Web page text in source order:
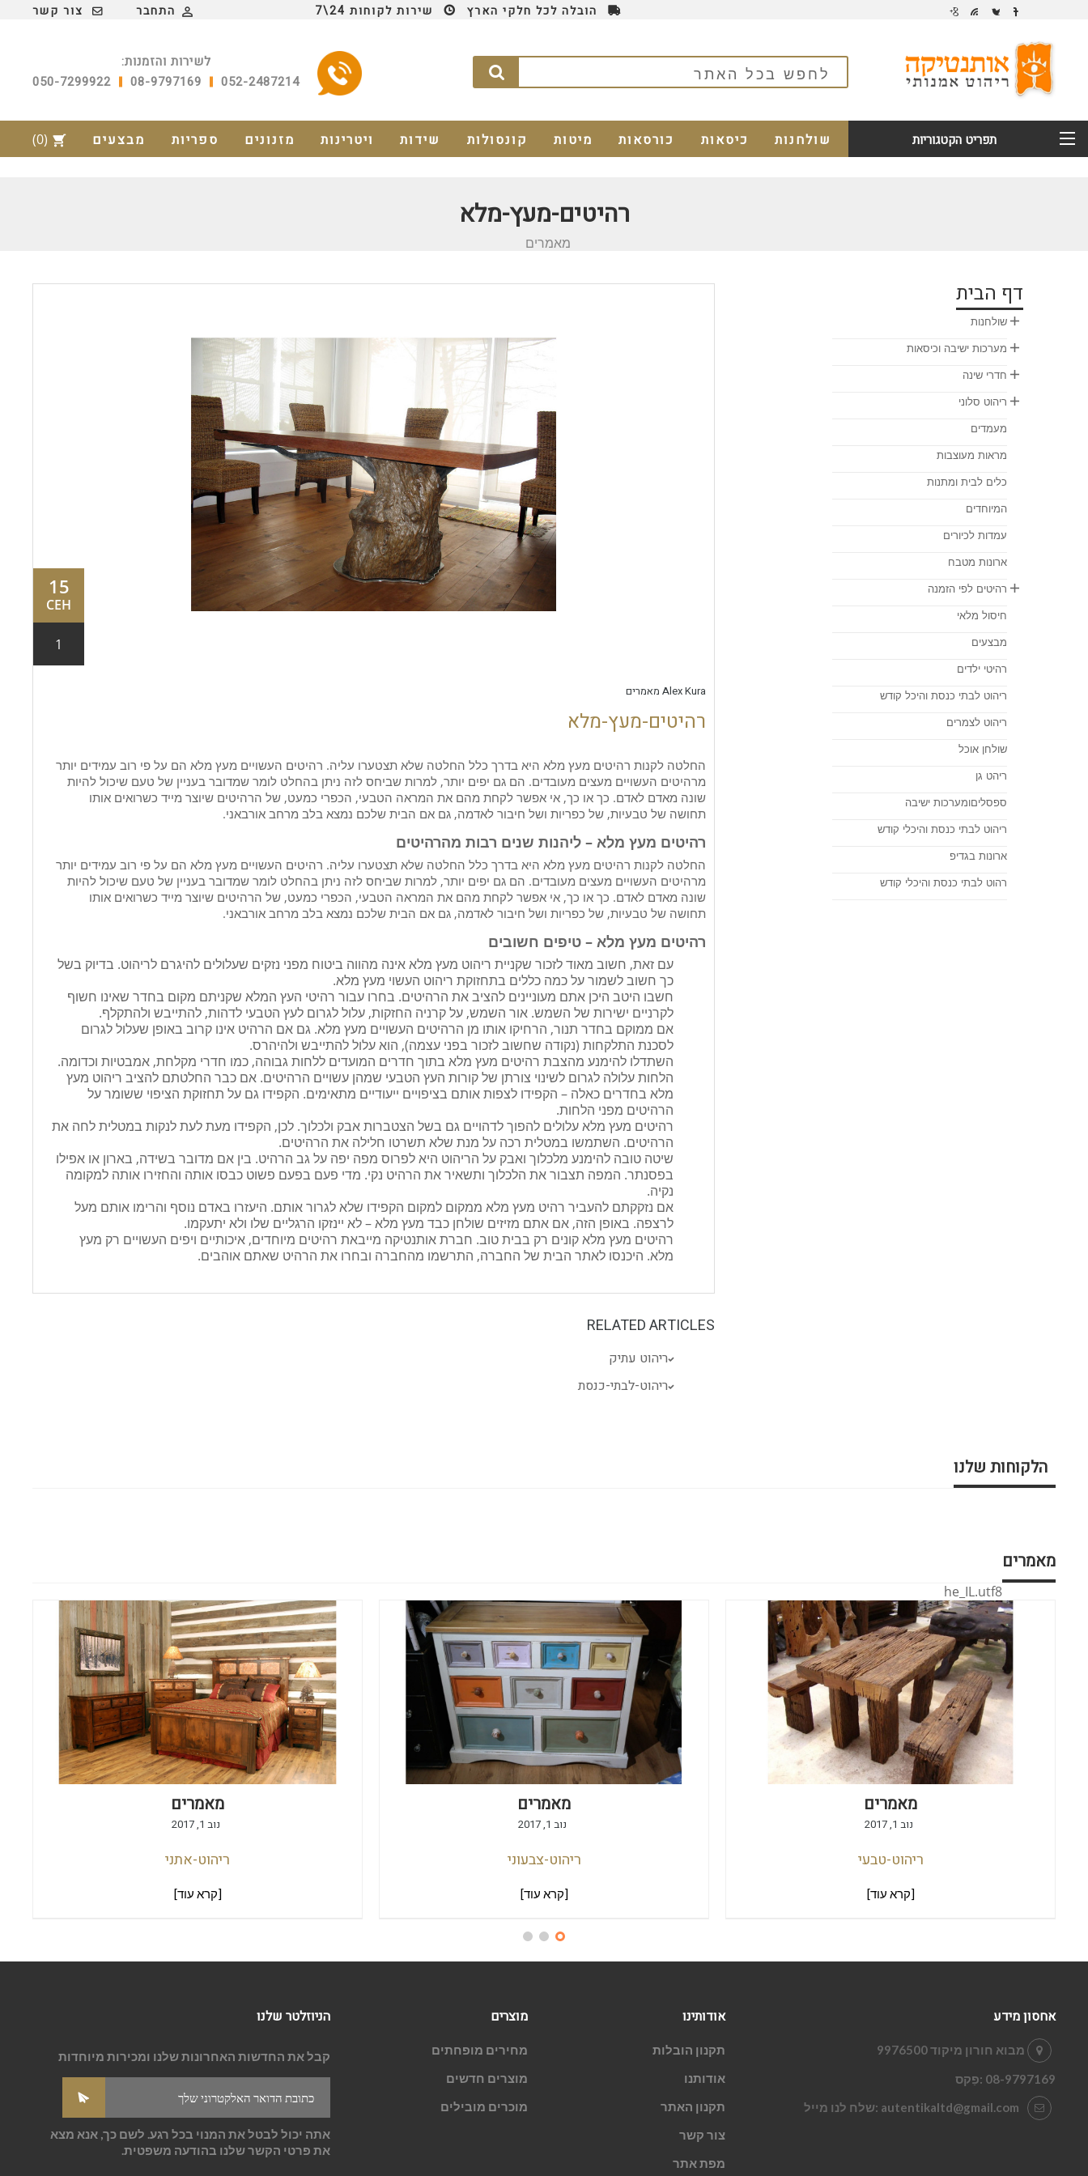
הובלה לכל חלקי הארץ שירות לקוחות 24\7  התחבר צור קשר
לשירות והזמנות:
052-2487214
08-9797169
050-7299922
shopping_cart
(0) שולחנות כיסאות כורסאות מיטות קונסולות שידות ויטרינות מזנונים ספריות מבצעים תפריט הקטגוריות
רהיטים-מעץ-מלא
מאמרים
דף הבית
שולחנות 
מערכות ישיבה וכיסאות 
חדרי שינה 
ריהוט סלוני 
מעמדים
מראות מעוצבות
כלים לבית ומתנות
המיוחדים
עמדות לכיורים
ארונות מטבח
רהיטים לפי הזמנה 
חיסול מלאי
מבצעים
רהיטי ילדים
ריהוט לבתי כנסת והיכל קודש
ריהוט לצמרים
שולחן אוכל
ריהט גן
ספסליםומערכות ישיבה
ריהוט לבתי כנסת והיכלי קודש
ארונות בגדיפ
רהוט לבתי כנסת והיכלי קודש
15
СЕН
1
Alex Kura מאמרים
רהיטים-מעץ-מלא
החלטה לקנות רהיטים מעץ מלא היא בדרך כלל החלטה שלא תצטערו עליה. רהיטים העשויים מעץ מלא הם על פי רוב עמידים יותר
מרהיטים העשויים מעצים מעובדים. הם גם יפים יותר, למרות שביחס לזה ניתן בהחלט לומר שמדובר בעניין של טעם שיכול להיות
שונה מאדם לאדם. כך או כך, אי אפשר לקחת מהם את המראה הטבעי, הכפרי כמעט, של הרהיטים שיוצר מייד כשרואים אותו
תחושה של טבעיות, של כפריות ושל חיבור לאדמה, גם אם הבית שלכם נמצא בלב מרחב אורבאני.
רהיטים מעץ מלא – ליהנות שנים רבות מהרהיטים
החלטה לקנות רהיטים מעץ מלא היא בדרך כלל החלטה שלא תצטערו עליה. רהיטים העשויים מעץ מלא הם על פי רוב עמידים יותר
מרהיטים העשויים מעצים מעובדים. הם גם יפים יותר, למרות שביחס לזה ניתן בהחלט לומר שמדובר בעניין של טעם שיכול להיות
שונה מאדם לאדם. כך או כך, אי אפשר לקחת מהם את המראה הטבעי, הכפרי כמעט, של הרהיטים שיוצר מייד כשרואים אותו
תחושה של טבעיות, של כפריות ושל חיבור לאדמה, גם אם הבית שלכם נמצא בלב מרחב אורבאני.
רהיטים מעץ מלא – טיפים חשובים
עם זאת, חשוב מאוד לזכור שקניית ריהוט מעץ מלא אינה מהווה ביטוח מפני נזקים שעלולים להיגרם לריהוט. בדיוק בשל
כך חשוב לשמור על כמה כללים בתחזוקת ריהוט העשוי מעץ מלא.
חשבו היטב היכן אתם מעוניינים להציב את הרהיטים. בחרו עבור רהיטי העץ המלא שקניתם מקום בחדר שאינו חשוף
לקרניים ישירות של השמש. אור השמש, על קרניה החזקות, עלול לגרום לעץ הטבעי לדהות, להתייבש ולהתקלף.
אם ממוקם בחדר תנור, הרחיקו אותו מן הרהיטים העשויים מעץ מלא. גם אם הרהיט אינו קרוב באופן שעלול לגרום
לסכנת התלקחות (נקודה שחשוב לזכור בפני עצמה), הוא עלול להתייבש ולהיהרס.
השתדלו להימנע מהצבת רהיטים מעץ מלא בתוך חדרים המועדים ללחות גבוהה, כמו חדרי מקלחת, אמבטיות וכדומה.
הלחות עלולה לגרום לשינוי צורתן של קורות העץ הטבעי שמהן עשויים הרהיטים. אם כבר החלטתם להציב ריהוט מעץ
מלא בחדרים כאלה – הקפידו לצפות אותם בציפויים ייעודיים מתאימים. הקפידו גם על תחזוקת הציפוי ששומר על
הרהיטים מפני הלחות.
רהיטים מעץ מלא עלולים להפוך לדהויים גם בשל הצטברות אבק ולכלוך. לכן, הקפידו מעת לעת לנקות במטלית לחה את
הרהיטים. השתמשו במטלית רכה על מנת שלא תשרטו חלילה את הרהיטים.
שיטה טובה להימנע מלכלוך ואבק על הריהוט היא לפרוס מפה יפה על גב הרהיט. בין אם מדובר בשידה, בארון או אפילו
בפסנתר. המפה תצבור את הלכלוך ותשאיר את הרהיט נקי. מדי פעם בפעם פשוט כבסו אותה והחזירו אותה למקומה
נקיה.
אם נזקקתם להעביר רהיט מעץ מלא ממקום למקום הקפידו שלא לגרור אותם. היעזרו באדם נוסף והרימו אותם מעל
לרצפה. באופן הזה, אם אתם מזיזים שולחן כבד מעץ מלא – לא יינזקו הרגליים שלו ולא יתעקמו.
רהיטים מעץ מלא קונים רק בבית טוב. חברת אותנטיקה מייבאת רהיטים מיוחדים, איכותיים ויפים העשויים רק מעץ
מלא. היכנסו לאתר הבית של החברה, התרשמו מהחברה ובחרו את הרהיט שאתם אוהבים.
RELATED ARTICLES
ריהוט עתיק
ריהוט-לבתי-כנסת
הלקוחות שלנו
מאמרים
he_IL.utf8
מאמרים
נוב 1, 2017
ריהוט-אתני
[קרא עוד]
מאמרים
נוב 1, 2017
ריהוט-צבעוני
[קרא עוד]
מאמרים
נוב 1, 2017
ריהוט-טבעי
[קרא עוד]
אחסון מידע
מבוא חורון מיקוד 9976500
08-9797169 :פַקס
autentikaltd@gmail.com :שלח לנו מייל
מוצרים
מחירים מופחתים
מוצרים חדשים
מוכרים מובילים
אודותינו
תקנון הובלות
אודותנו
תקנון האתר
צור קשר
מפת אתר
הניוזלטר שלנו
קבל את החדשות האחרונות שלנו ומכירות מיוחדות
אתה יכול לבטל את המנוי בכל רגע. לשם כך, אנא מצא
את פרטי הקשר שלנו בהודעה משפטית.